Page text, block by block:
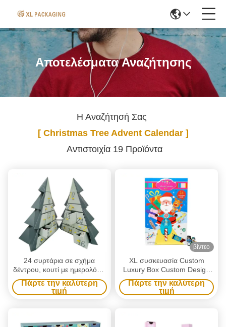
Αποτελέσματα Αναζήτησης
Η Αναζήτησή Σας
[ Christmas Tree Advent Calendar ]
Αντιστοιχία 19 Προϊόντα
24 συρτάρια σε σχήμα
δέντρου, κουτί με ημερολόγιο
της Άνοιξης.
Πάρτε την καλύτερη
τιμή
βίντεο
XL συσκευασία Custom
Luxury Box Custom Design
Χριστουγεννιάτικο καλλυντικό
Advent Calendar Box 24
Days Calendar Χαρτινή
Πάρτε την καλύτερη
τιμή